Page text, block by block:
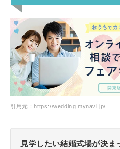
引用元：https://wedding.mynavi.jp/
見学したい結婚式場が決ま